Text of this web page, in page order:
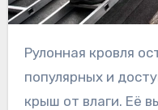
Рулонная кровля остаётся одним из самых
популярных и
крыш от влаги. Её